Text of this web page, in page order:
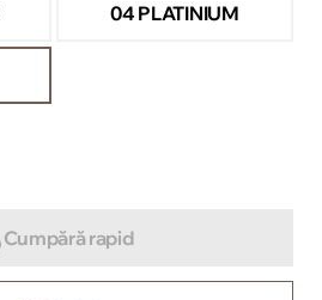
04 PLATINIUM
Cumpără rapid